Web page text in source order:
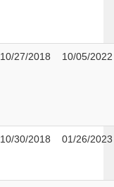
10/27/2018 10/05/2022
10/30/2018 01/26/2023